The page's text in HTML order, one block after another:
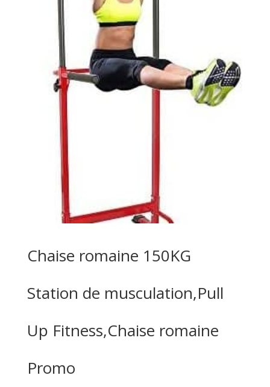
Chaise romaine 150KG
Station de musculation,Pull
Up Fitness,Chaise romaine
Promo